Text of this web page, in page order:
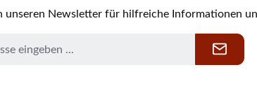
unseren Newsletter für hilfreiche Informationen